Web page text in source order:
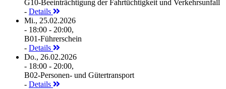
G10-Beeinträchtigung der Fahrtüchtigkeit und Verkehrsunfall
- Details
Mi., 25.02.2026
- 18:00 - 20:00,
B01-Führerschein
- Details
Do., 26.02.2026
- 18:00 - 20:00,
B02-Personen- und Gütertransport
- Details